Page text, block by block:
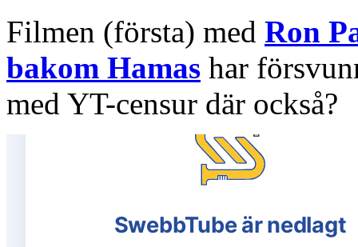
Filmen (första) med Ron
bakom Hamas har
med YT-censur där också?